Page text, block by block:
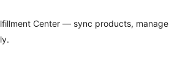
Center — sync products, manage